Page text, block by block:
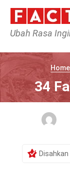
Ubah Rasa
Home
34